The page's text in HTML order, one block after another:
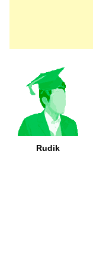
Rudik